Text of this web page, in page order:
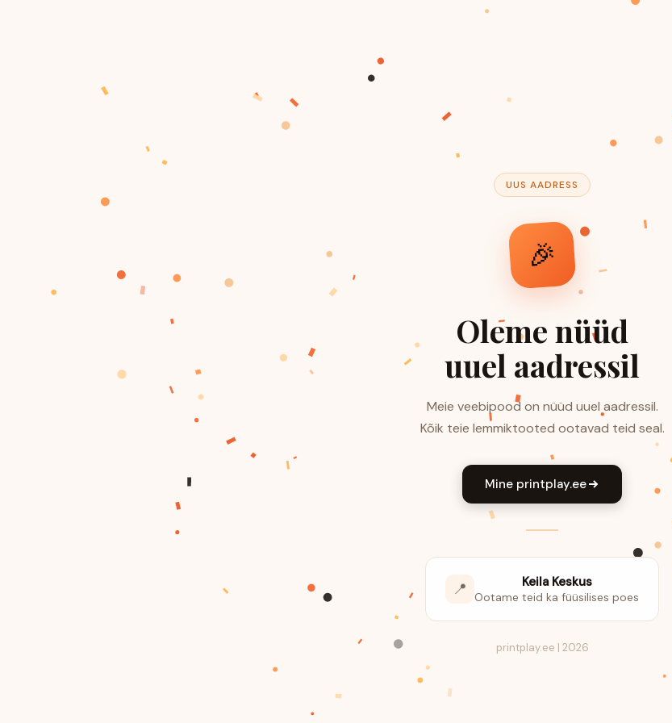
UUS AADRESS
🎉
Oleme nüüd
uuel aadressil
Meie veebipood on nüüd uuel aadressil.
Kõik teie lemmiktooted ootavad teid seal.
Mine printplay.ee
📍 Keila Keskus
Ootame teid ka füüsilises poes
printplay.ee | 2026